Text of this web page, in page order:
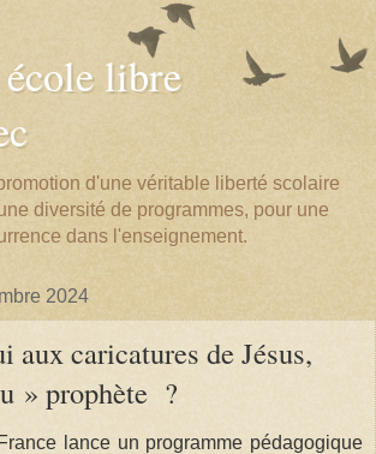
libre
d'une véritable liberté scolaire
diversité de programmes, pour une
dans l'enseignement.
2024
caricatures de Jésus,
» prophète ?
lance un programme pédagogique